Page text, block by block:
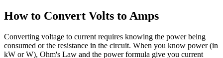
How to Convert Volts to Amps
Converting voltage to current requires knowing the power being
consumed or the resistance in the circuit. When you know power (in
kW or W), Ohm's Law and the power formula give you current